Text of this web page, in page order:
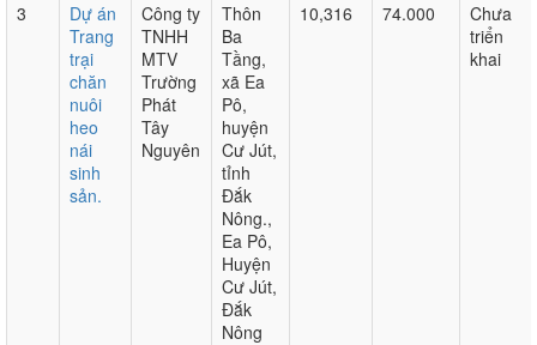
3
Dự án
Trang
trại
chăn
nuôi
heo
nái
sinh
sản.
Công ty
TNHH
MTV
Trường
Phát
Tây
Nguyên
Thôn
Ba
Tầng,
xã Ea
Pô,
huyện
Cư Jút,
tỉnh
Đắk
Nông.,
Ea Pô,
Huyện
Cư Jút,
Đắk
Nông
10,316 74.000
Chưa
triển
khai